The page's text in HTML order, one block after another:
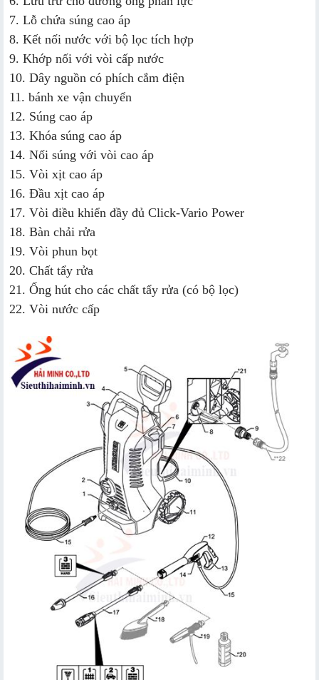
7. Lỗ chứa súng cao áp
8. Kết nối nước với bộ lọc tích hợp
9. Khớp nối với vòi cấp nước
10. Dây nguồn có phích cắm điện
11. bánh xe vận chuyển
12. Súng cao áp
13. Khóa súng cao áp
14. Nối súng với vòi cao áp
15. Vòi xịt cao áp
16. Đầu xịt cao áp
17. Vòi điều khiển đầy đủ Click-Vario Power
18. Bàn chải rửa
19. Vòi phun bọt
20. Chất tẩy rửa
21. Ống hút cho các chất tẩy rửa (có bộ lọc)
22. Vòi nước cấp